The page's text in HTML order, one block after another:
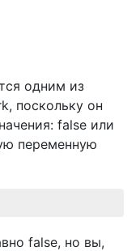
одним из
поскольку он
false или
переменную
false, но вы,